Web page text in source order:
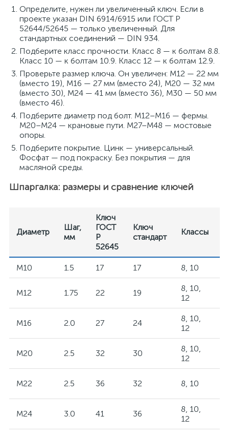
Определите, нужен ли увеличенный ключ. Если в
проекте указан DIN 6914/6915 или ГОСТ Р
52644/52645 — только увеличенный. Для
стандартных соединений — DIN 934.
Подберите класс прочности. Класс 8 — к болтам 8.8.
Класс 10 — к болтам 10.9. Класс 12 — к болтам 12.9.
Проверьте размер ключа. Он увеличен: M12 — 22 мм
(вместо 19), M16 — 27 мм (вместо 24), M20 — 32 мм
(вместо 30), M24 — 41 мм (вместо 36), M30 — 50 мм
(вместо 46).
Подберите диаметр под болт. M12–M16 — фермы.
M20–M24 — крановые пути. M27–M48 — мостовые
опоры.
Подберите покрытие. Цинк — универсальный.
Фосфат — под покраску. Без покрытия — для
масляной среды.
Шпаргалка: размеры и сравнение ключей
Диаметр
Шаг,
мм
Ключ
ГОСТ
Р
52645
Ключ
стандарт
Классы
M10 1.5 17 17 8, 10
M12 1.75 22 19
8, 10,
12
M16 2.0 27 24
8, 10,
12
M20 2.5 32 30
8, 10,
12
M22 2.5 36 32 8, 10
M24 3.0 41 36
8, 10,
12